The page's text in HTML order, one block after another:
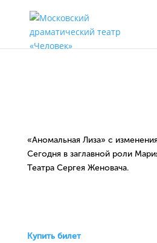
«Аномальная Лиза» с
Сегодня в заглавной роли
Театра Сергея Женовача.
Купить билет